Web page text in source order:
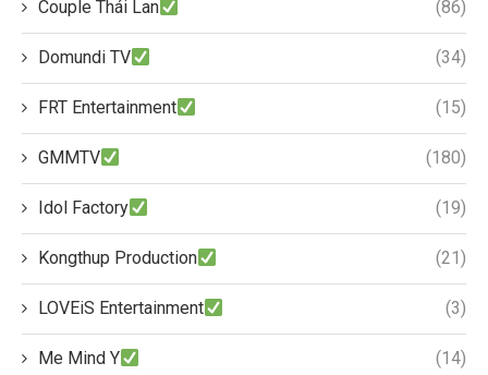
Couple Thái Lan (86)
Domundi TV (34)
FRT Entertainment (15)
GMMTV (180)
Idol Factory (19)
Kongthup Production (21)
LOVEiS Entertainment (3)
Me Mind Y (14)